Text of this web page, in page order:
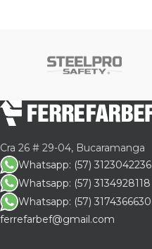
Cra 26 # 29-04, Bucaramanga
Whatsapp: (57) 3123042236
Whatsapp: (57) 3134928118
Whatsapp: (57) 3174366630
ferrefarbef@gmail.com